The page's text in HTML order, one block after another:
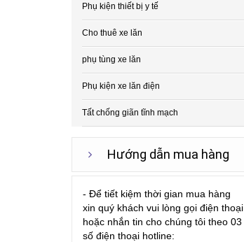
Phụ kiện thiết bị y tế
Cho thuê xe lăn
phụ tùng xe lăn
Phụ kiện xe lăn điện
Tất chống giãn tĩnh mạch
Hướng dẫn mua hàng
- Để tiết kiệm thời gian mua hàng
xin quý khách vui lòng gọi điện thoại
hoặc nhắn tin cho chúng tôi theo 03
số điện thoại hotline: